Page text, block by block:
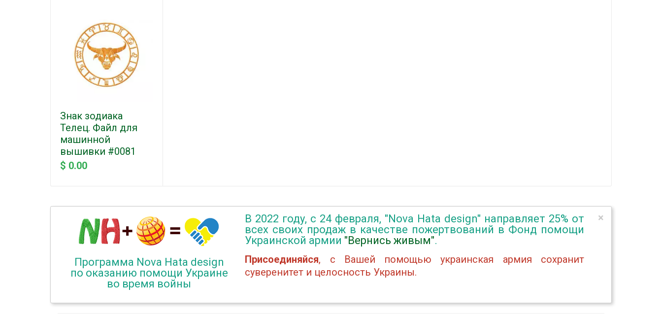
Знак зодиака
Телец. Файл для
машинной
вышивки #0081
$ 0.00
Программа Nova Hata design
по оказанию помощи Украине
во время войны
В 2022 году, с 24 февраля, "Nova Hata design" направляет 25% от
всех своих продаж в качестве пожертвований в Фонд помощи
Украинской армии "Вернись живым".
Присоединяйся, с Вашей помощью украинская армия сохранит
суверенитет и целосность Украины.
×